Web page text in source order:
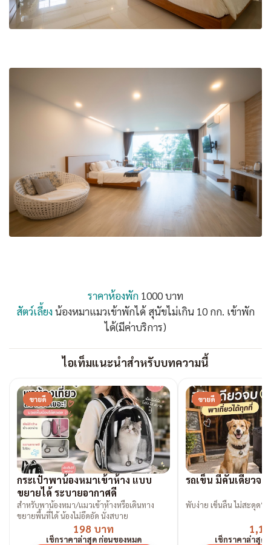
ราคาห้องพัก 1000 บาท
สัตว์เลี้ยงน้องหมาแมวเข้าพักได้ สุนัขไม่เกิน 10 กก. เข้าพัก
ได้(มีค่าบริการ)
ไอเท็มแนะนำสำหรับบทความนี้
ขายดี
กระเป๋าพาน้องหมาเข้าห้าง แบบ
ขยายได้ ระบายอากาศดี
สำหรับพาน้องหมา/แมวเข้าห้างหรือเดินทาง
ขยายพื้นที่ได้ น้องไม่อึดอัด นั่งสบาย
198 บาท
เช็กราคาล่าสุด ก่อนของหมด
ขายดี
รถเข็น มีคันเดียวจบ
พับง่าย เข็นลื่น ไม่สะดุด“ต้
เช็กราคาล่าสุด